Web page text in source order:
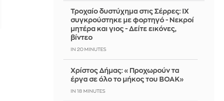
Τροχαίο δυστύχημα στις Σέρρες: ΙΧ
συγκρούστηκε με φορτηγό - Νεκροί
μητέρα και γιος - Δείτε εικόνες,
βίντεο
IN 20 MINUTES
Χρίστος Δήμας: «Προχωρούν τα
έργα σε όλο το μήκος του ΒΟΑΚ»
IN 18 MINUTES